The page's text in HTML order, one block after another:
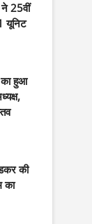
25वीं
यूनिट
का हुआ
की
का